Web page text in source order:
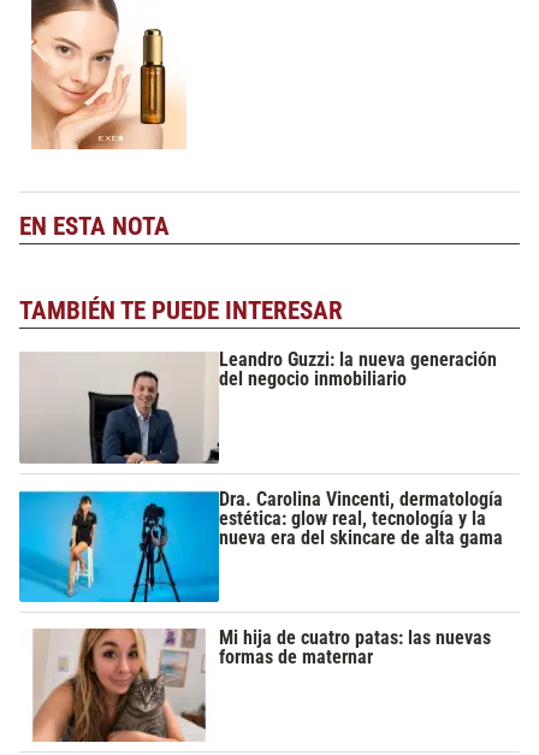
EN ESTA NOTA
TAMBIÉN TE PUEDE INTERESAR
Leandro Guzzi: la nueva generación
del negocio inmobiliario
Dra. Carolina Vincenti, dermatología
estética: glow real, tecnología y la
nueva era del skincare de alta gama
Mi hija de cuatro patas: las nuevas
formas de maternar